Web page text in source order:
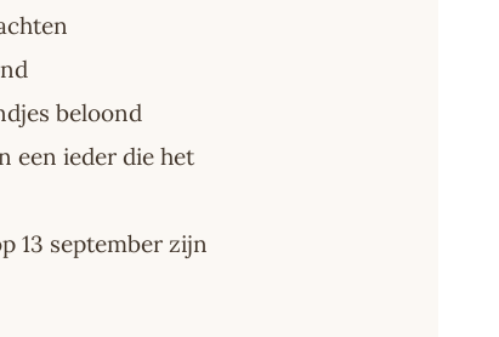
beloond
een ieder die het
13 september zijn